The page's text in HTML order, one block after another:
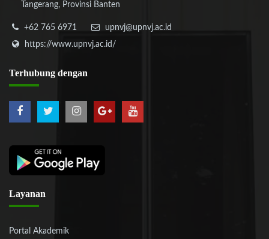
Tangerang, Provinsi Banten
+62 765 6971
upnvj@upnvj.ac.id
https://www.upnvj.ac.id/
Terhubung dengan
Layanan
Portal Akademik